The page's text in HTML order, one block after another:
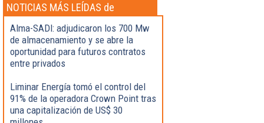
NOTICIAS MÁS LEÍDAS de
Actualidad
Alma-SADI: adjudicaron los 700 Mw
de almacenamiento y se abre la
oportunidad para futuros contratos
entre privados
Liminar Energía tomó el control del
91% de la operadora Crown Point tras
una capitalización de US$ 30